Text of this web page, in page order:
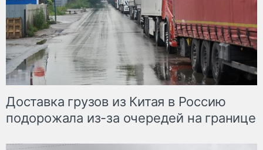
Доставка грузов из Китая в Россию
подорожала из-за очередей на границе